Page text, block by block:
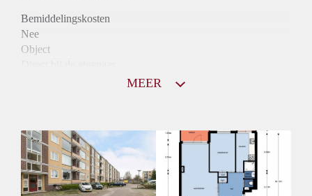
Bemiddelingskosten
Nee
Object
Huurtoeslag
Mogelijk
Inkomen eis
N.V.T.
MEER